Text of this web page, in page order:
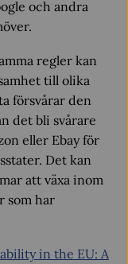
och andra
regler kan
till olika
försvårar den
det bli svårare
eller Ebay för
Det kan
att växa inom
som har
in the EU: A